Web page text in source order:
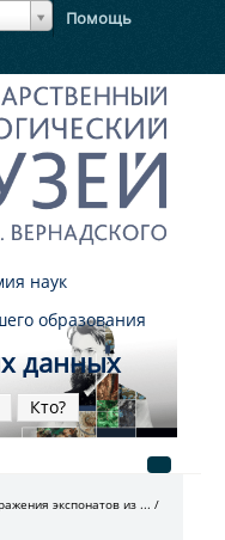
Помощь
наук
образования
данных
Кто?
экспонатов из ...